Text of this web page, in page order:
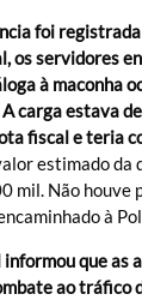
foi
os servidores
à maconha
carga estava
fiscal e teria
estimado da
mil. Não houve
à
que as
ao tráfico